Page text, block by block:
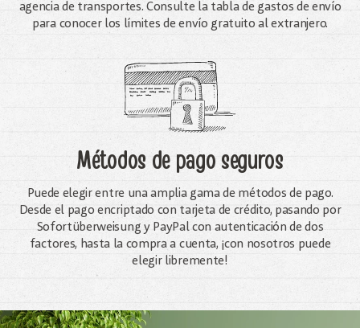
agencia de transportes. Consulte la tabla de gastos de envío
para conocer los límites de envío gratuito al extranjero.
Métodos de pago seguros
Puede elegir entre una amplia gama de métodos de pago.
Desde el pago encriptado con tarjeta de crédito, pasando por
Sofortüberweisung y PayPal con autenticación de dos
factores, hasta la compra a cuenta, ¡con nosotros puede
elegir libremente!